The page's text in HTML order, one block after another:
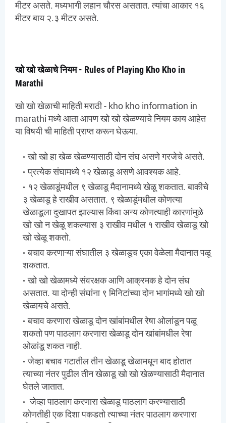
मीटर असते. मध्यभागी लहान चौरस असतात. त्यांचा आकार १६
मीटर बाय २.३ मीटर असते.
खो खो खेळाचे नियम - Rules of Playing Kho Kho in
Marathi
खो खो खेळाची माहिती मराठी - kho kho information in
marathi मध्ये आता आपण खो खो खेळण्याचे नियम काय आहेत
या विषयी ची माहिती प्राप्त करून घेऊया.
खो खो हा खेळ खेळण्यासाठी दोन संघ असणे गरजेचे असते.
प्रत्येक संघामध्ये १२ खेळाडू असणे आवश्यक आहे.
१२ खेळाडूंमधील ९ खेळाडू मैदानामध्ये खेळू शकतात. बाकीचे
३ खेळाडू हे राखीव असतात. ९ खेळाडूंमधील कोणत्या
खेळाडूला दुखापत झाल्यास किंवा अन्य कोणत्याही कारणांमुळे
खो खो न खेळू शकल्यास ३ राखीव मधील १ राखीव खेळाडू खो
खो खेळू शकतो.
बचाव करणाऱ्या संघातील ३ खेळाडूच एका वेळेला मैदानात पळू
शकतात.
खो खो खेळामध्ये संवरक्षक आणि आक्रमक हे दोन संघ
असतात. या दोन्ही संघांना ९ मिनिटांच्या दोन भागांमध्ये खो खो
खेळायचे असते.
बचाव करणारा खेळाडू दोन खांबांमधील रेषा ओलांडून पळू
शकतो पण पाठलाग करणारा खेळाडू दोन खांबांमधील रेषा
ओळांडू शकत नाही.
जेव्हा बचाव गटातील तीन खेळाडू खेळामधून बाद होतात
त्याच्या नंतर पुढील तीन खेळाडू खो खो खेळण्यासाठी मैदानात
घेतले जातात.
जेव्हा पाठलाग करणारा खेळाडू पाठलाग करण्यासाठी
कोणतीही एक दिशा पकडतो त्याच्या नंतर पाठलाग करणारा